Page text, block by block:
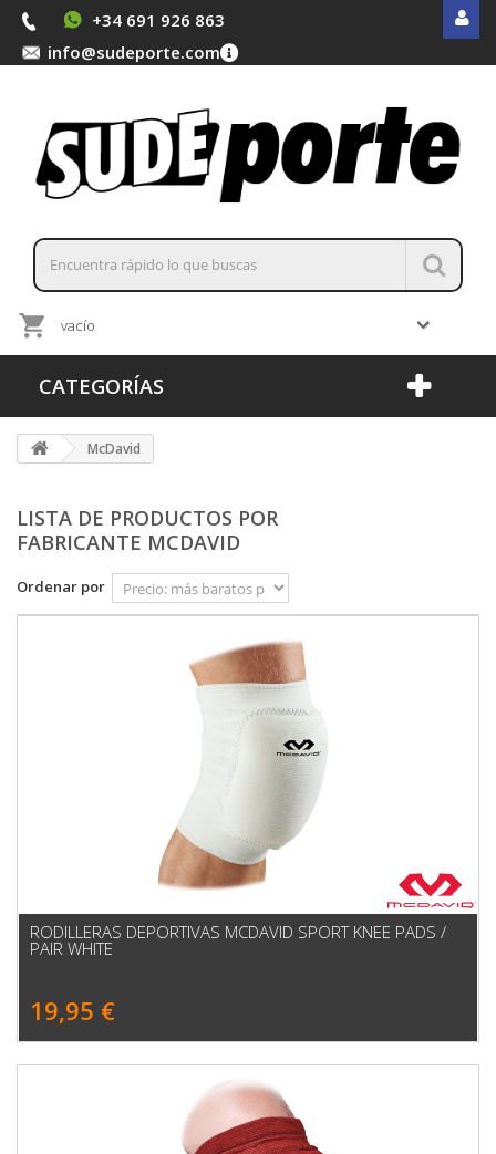
+34 691 926 863
info@sudeporte.com
vacío
CATEGORÍAS
McDavid
LISTA DE PRODUCTOS POR
FABRICANTE MCDAVID
Ordenar por
RODILLERAS DEPORTIVAS MCDAVID SPORT KNEE PADS /
PAIR WHITE
19,95 €